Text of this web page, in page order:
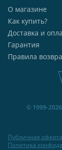
О магазине
Как купить?
Доставка и
Гарантия
Правила
© 1999-
Публичная оферта
Политика